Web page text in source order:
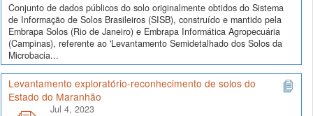
Conjunto de dados públicos do solo originalmente obtidos do Sistema
de Informação de Solos Brasileiros (SISB), construído e mantido pela
Embrapa Solos (Rio de Janeiro) e Embrapa Informática Agropecuária
(Campinas), referente ao 'Levantamento Semidetalhado dos Solos da
Microbacia...
Levantamento exploratório-reconhecimento de solos do
Estado do Maranhão
Jul 4, 2023